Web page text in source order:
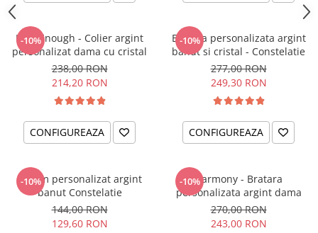
-10%
I am Enough - Colier argint
personalizat dama cu cristal
238,00 RON
214,20 RON
CONFIGUREAZA
-10%
Bratara personalizata argint
banut si cristal - Constelatie
277,00 RON
249,30 RON
CONFIGUREAZA
-10%
Charm personalizat argint
banut Constelatie
144,00 RON
129,60 RON
-10%Harmony - Bratara
personalizata argint dama
270,00 RON
243,00 RON